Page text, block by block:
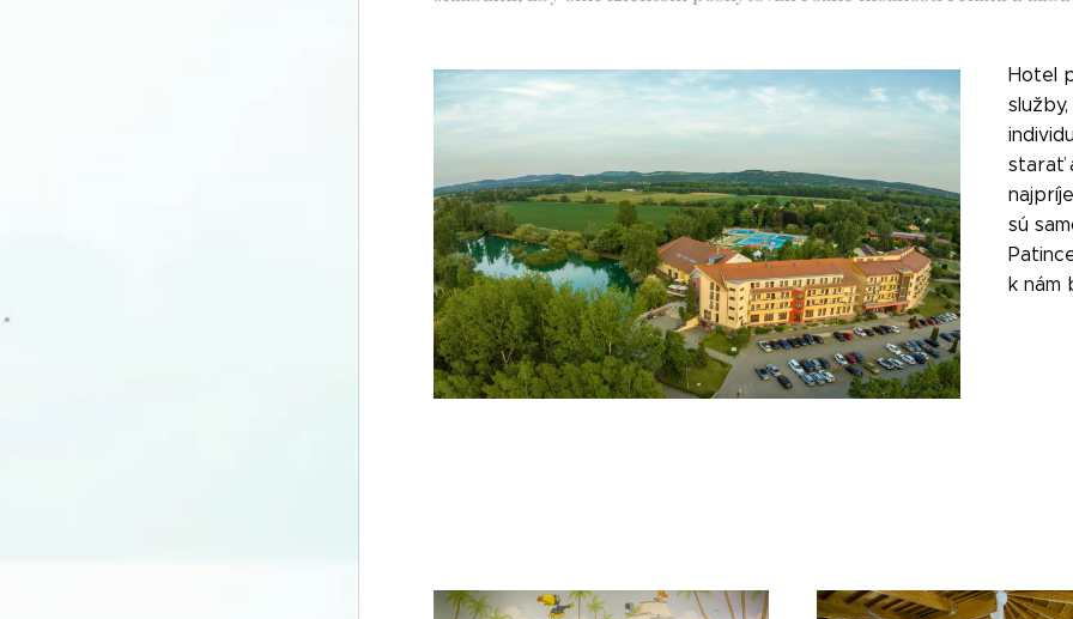
Hotel
starať
sú
k nám